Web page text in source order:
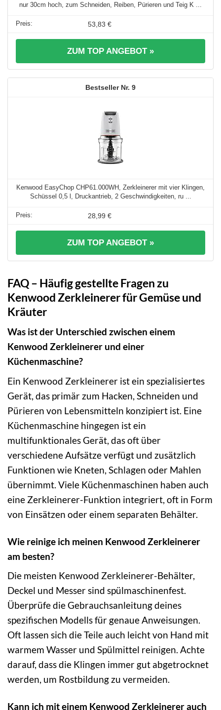
nur 30cm hoch, zum Schneiden, Reiben, Pürieren und Teig K ...
53,83 €
ZUM TOP ANGEBOT »
9
Kenwood EasyChop CHP61.000WH, Zerkleinerer mit vier Klingen,
Schüssel 0,5 l, Druckantrieb, 2 Geschwindigkeiten, ru ...
28,99 €
ZUM TOP ANGEBOT »
FAQ – Häufig gestellte Fragen zu
Kenwood Zerkleinerer für Gemüse und
Kräuter
Was ist der Unterschied zwischen einem
Kenwood Zerkleinerer und einer
Küchenmaschine?
Ein Kenwood Zerkleinerer ist ein spezialisiertes
Gerät, das primär zum Hacken, Schneiden und
Pürieren von Lebensmitteln konzipiert ist. Eine
Küchenmaschine hingegen ist ein
multifunktionales Gerät, das oft über
verschiedene Aufsätze verfügt und zusätzlich
Funktionen wie Kneten, Schlagen oder Mahlen
übernimmt. Viele Küchenmaschinen haben auch
eine Zerkleinerer-Funktion integriert, oft in Form
von Einsätzen oder einem separaten Behälter.
Wie reinige ich meinen Kenwood Zerkleinerer
am besten?
Die meisten Kenwood Zerkleinerer-Behälter,
Deckel und Messer sind spülmaschinenfest.
Überprüfe die Gebrauchsanleitung deines
spezifischen Modells für genaue Anweisungen.
Oft lassen sich die Teile auch leicht von Hand mit
warmem Wasser und Spülmittel reinigen. Achte
darauf, dass die Klingen immer gut abgetrocknet
werden, um Rostbildung zu vermeiden.
Kann ich mit einem Kenwood Zerkleinerer auch